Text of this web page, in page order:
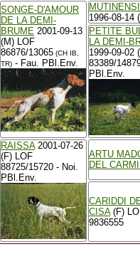
SONGE-D'AMOUR
DE LA DEMI-
BRUME 2001-09-13
(M) LOF
86876/13065 (CH IB,
TR) - Fau. PBl.Env.
1996-08-14
PETITE
LA DEMI-
1999-09-02
83389/
PBl.Env.
RAISSA2001-07-26
(F) LOF
88725/15720 - Noi.
PBl.Env.
ARTU
DEL
CARIDDI
CISA(F)
9836555